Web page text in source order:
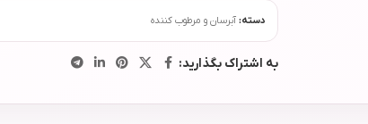
دسته: آبرسان و مرطوب کننده
به اشتراک بگذارید: